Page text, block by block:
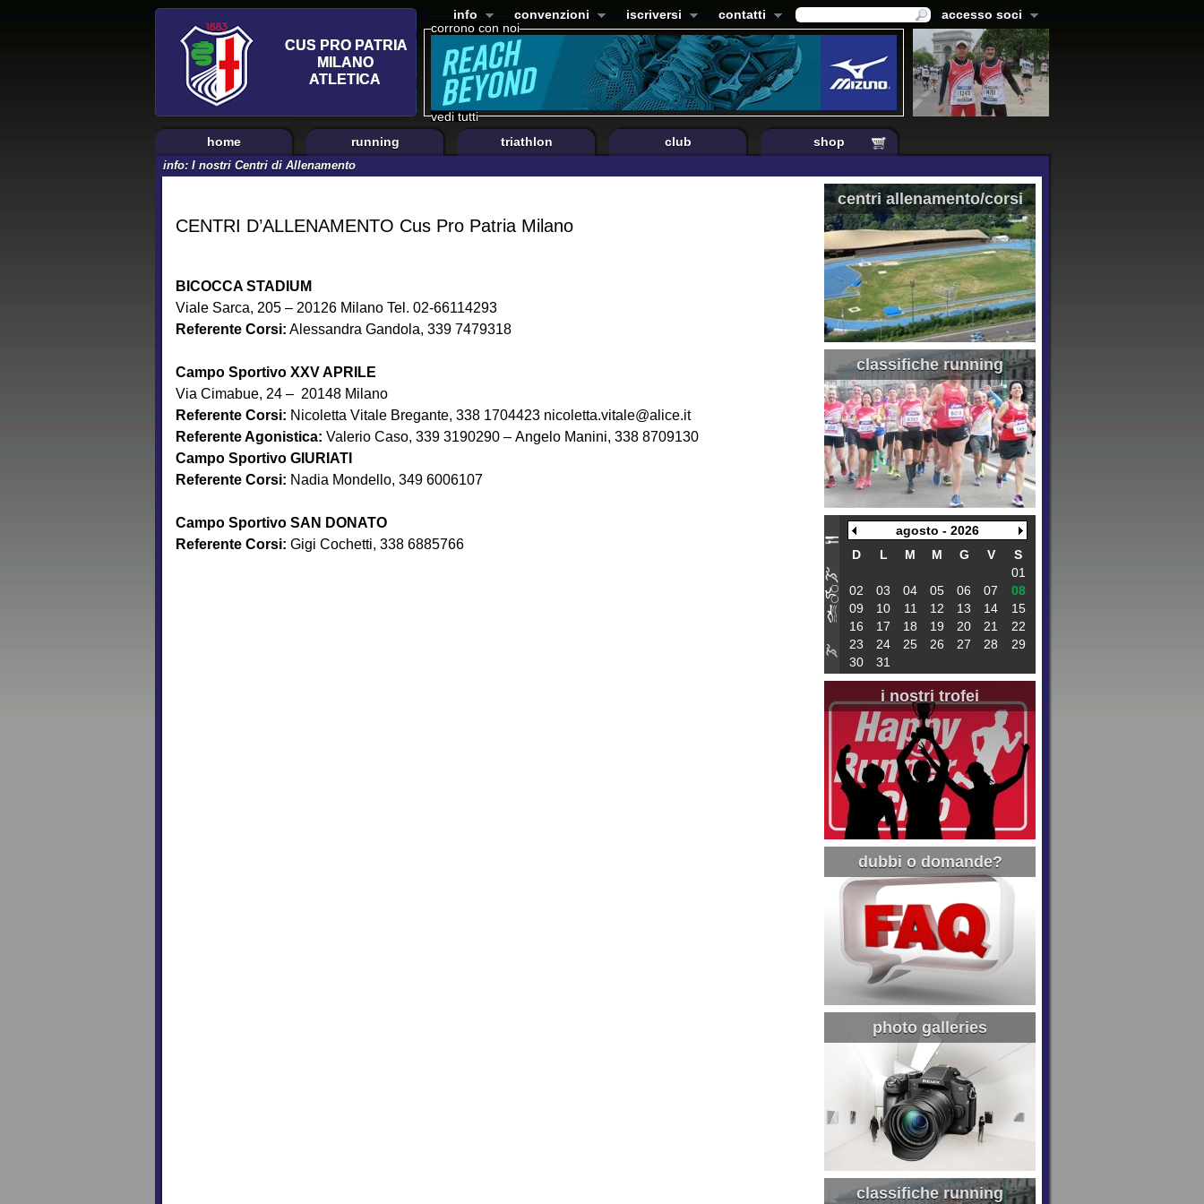
corrono con noi
vedi tutti
info convenzioni iscriversi contatti accesso soci
home running triathlon club shop
info: I nostri Centri di Allenamento
CENTRI D’ALLENAMENTO Cus Pro Patria Milano
BICOCCA STADIUM
Viale Sarca, 205 – 20126 Milano Tel. 02-66114293
Referente Corsi: Alessandra Gandola, 339 7479318
Campo Sportivo XXV APRILE
Via Cimabue, 24 – 20148 Milano
Referente Corsi: Nicoletta Vitale Bregante, 338 1704423 nicoletta.vitale@alice.it
Referente Agonistica: Valerio Caso, 339 3190290 – Angelo Manini, 338 8709130
Campo Sportivo GIURIATI
Referente Corsi: Nadia Mondello, 349 6006107
Campo Sportivo SAN DONATO
Referente Corsi: Gigi Cochetti, 338 6885766
centri allenamento/corsi
classifiche running
agosto - 2026
D
L M M G V
S
01
02
03 04 05 06 07
08
09
10 11 12 13 14
15
16
17 18 19 20 21
22
23
24 25 26 27 28
29
30
31
i nostri trofei
dubbi o domande?
photo galleries
classifiche running